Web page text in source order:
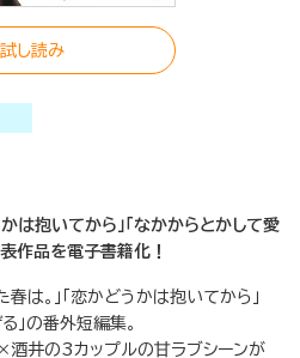
試し読み
かは抱いてから」「なかからとかして愛
作品を電子書籍化！
。」「恋かどうかは抱いてから」
」の番外短編集。
酒井の3カップルの甘ラブシーンが